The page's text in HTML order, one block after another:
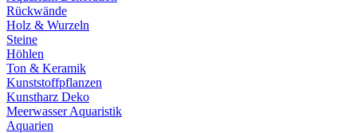
Rückwände
Holz & Wurzeln
Steine
Höhlen
Ton & Keramik
Kunststoffpflanzen
Kunstharz Deko
Meerwasser Aquaristik
Aquarien